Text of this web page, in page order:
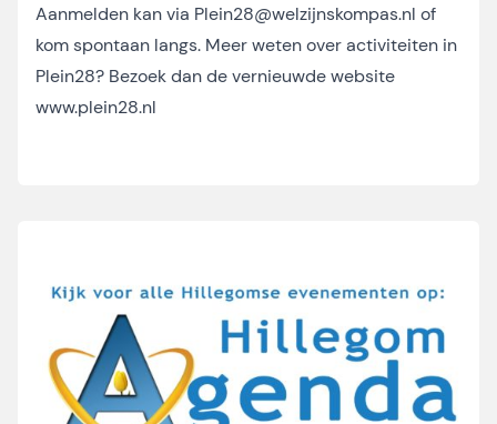
Aanmelden kan via Plein28@welzijnskompas.nl of
kom spontaan langs. Meer weten over activiteiten in
Plein28? Bezoek dan de vernieuwde website
www.plein28.nl